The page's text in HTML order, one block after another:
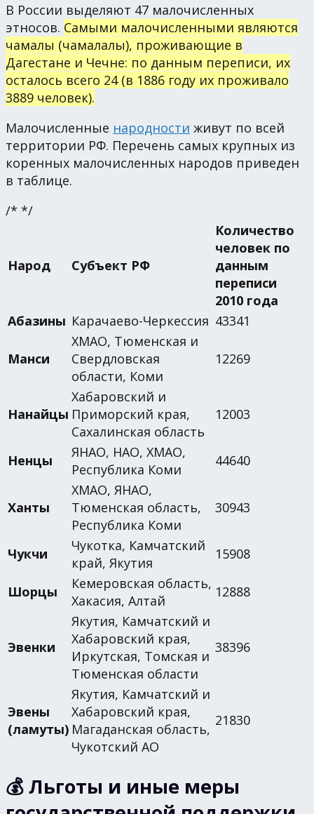
В России выделяют 47 малочисленных
этносов. Самыми малочисленными являются
чамалы (чамалалы), проживающие в
Дагестане и Чечне: по данным переписи, их
осталось всего 24 (в 1886 году их проживало
3889 человек).
Малочисленные народности живут по всей
территории РФ. Перечень самых крупных из
коренных малочисленных народов приведен
в таблице.
/* */
Народ Субъект РФ
Количество
человек по
данным
переписи
2010 года
Абазины Карачаево-Черкессия 43341
Манси
ХМАО, Тюменская и
Свердловская
области, Коми
12269
Нанайцы
Хабаровский и
Приморский края,
Сахалинская область
12003
Ненцы
ЯНАО, НАО, ХМАО,
Республика Коми
44640
Ханты
ХМАО, ЯНАО,
Тюменская область,
Республика Коми
30943
Чукчи
Чукотка, Камчатский
край, Якутия
15908
Шорцы
Кемеровская область,
Хакасия, Алтай
12888
Эвенки
Якутия, Камчатский и
Хабаровский края,
Иркутская, Томская и
Тюменская области
38396
Эвены
(ламуты)
Якутия, Камчатский и
Хабаровский края,
Магаданская область,
Чукотский АО
21830
💰 Льготы и иные меры